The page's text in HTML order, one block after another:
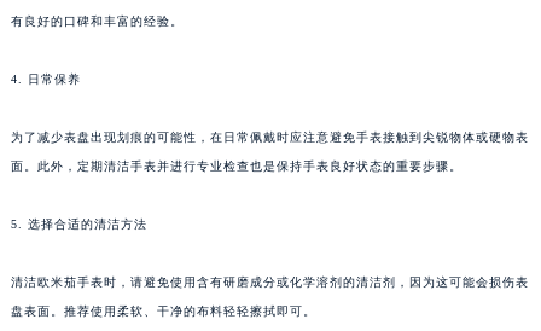
有良好的口碑和丰富的经验。
4. 日常保养
为了减少表盘出现划痕的可能性，在日常佩戴时应注意避免手表接触到尖锐物体或硬物表
面。此外，定期清洁手表并进行专业检查也是保持手表良好状态的重要步骤。
5. 选择合适的清洁方法
清洁欧米茄手表时，请避免使用含有研磨成分或化学溶剂的清洁剂，因为这可能会损伤表
盘表面。推荐使用柔软、干净的布料轻轻擦拭即可。